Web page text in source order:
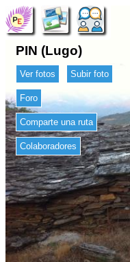
PIN (Lugo)
Ver fotos Subir foto
Foro
Comparte una ruta
Colaboradores